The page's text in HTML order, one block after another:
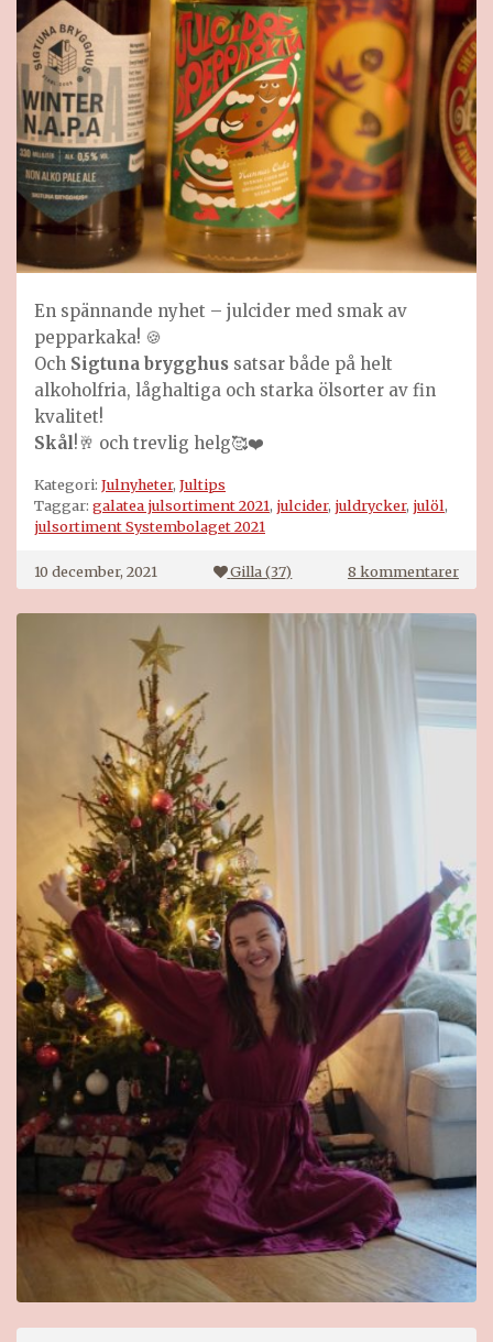
En spännande nyhet – julcider med smak av
pepparkaka! 🍪
Och Sigtuna brygghus satsar både på helt
alkoholfria, låghaltiga och starka ölsorter av fin
kvalitet!
Skål!🥂 och trevlig helg🥰❤️
Kategori: Julnyheter, Jultips
Taggar: galatea julsortiment 2021, julcider, juldrycker, julöl,
julsortiment Systembolaget 2021
10 december, 2021 Gilla (37) 8 kommentarertill
till
🍷